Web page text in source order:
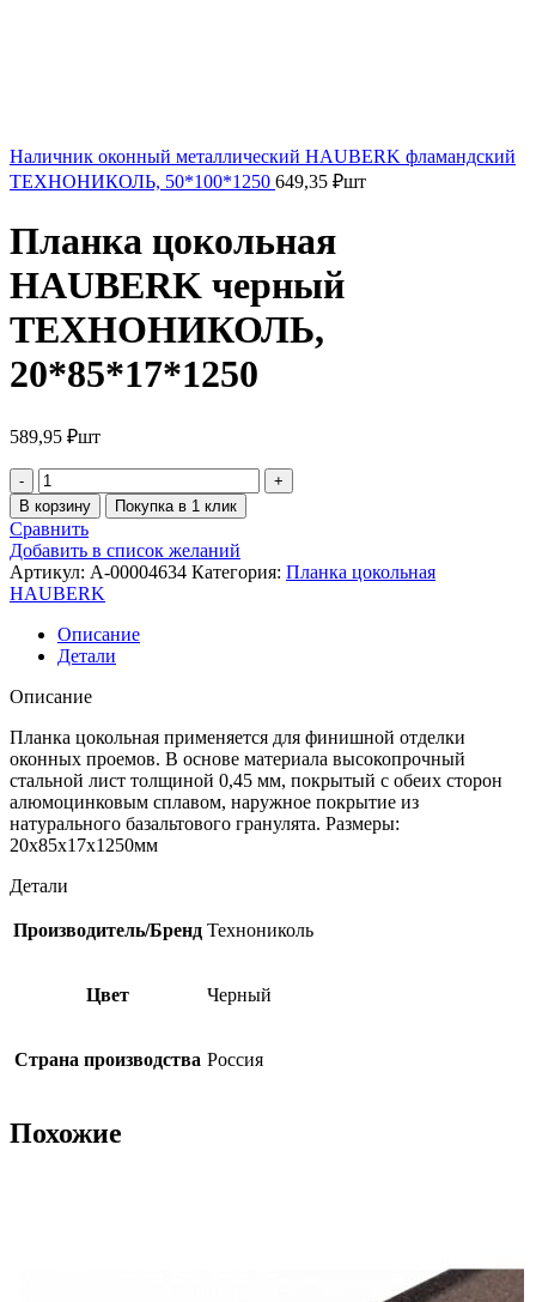
Наличник оконный металлический HAUBERK фламандский
ТЕХНОНИКОЛЬ, 50*100*1250 649,35 ₽шт
Планка цокольная
HAUBERK черный
ТЕХНОНИКОЛЬ,
20*85*17*1250
589,95 ₽шт
В корзину Покупка в 1 клик
Сравнить
Добавить в список желаний
Артикул: A-00004634 Категория: Планка цокольная
HAUBERK
Описание
Детали
Описание
Планка цокольная применяется для финишной отделки
оконных проемов. В основе материала высокопрочный
стальной лист толщиной 0,45 мм, покрытый с обеих сторон
алюмоцинковым сплавом, наружное покрытие из
натурального базальтового гранулята. Размеры:
20х85х17х1250мм
Детали
Производитель/Бренд Технониколь
Цвет Черный
Страна производства Россия
Похожие